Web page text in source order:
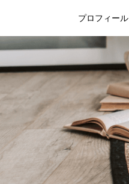
プロフィール